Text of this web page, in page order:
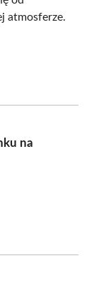
atmosferze.
na